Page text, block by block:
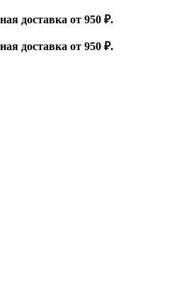
доставка от 950 ₽.
доставка от 950 ₽.